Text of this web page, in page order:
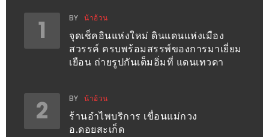
เอาใจ
โดย
1 BY น้าอ้วน
จุดเช็คอินแห่งใหม่ ดินแดนแห่งเมือง
สวรรค์ ครบพร้อมสรรพ์ของการมาเยี่ยม
เยือน ถ่ายรูปกันเต็มอิ่มที่ แดนเทวดา
2 BY น้าอ้วน
ร้านอำไพบริการ เขื่อนแม่กวง
อ.ดอยสะเก็ด